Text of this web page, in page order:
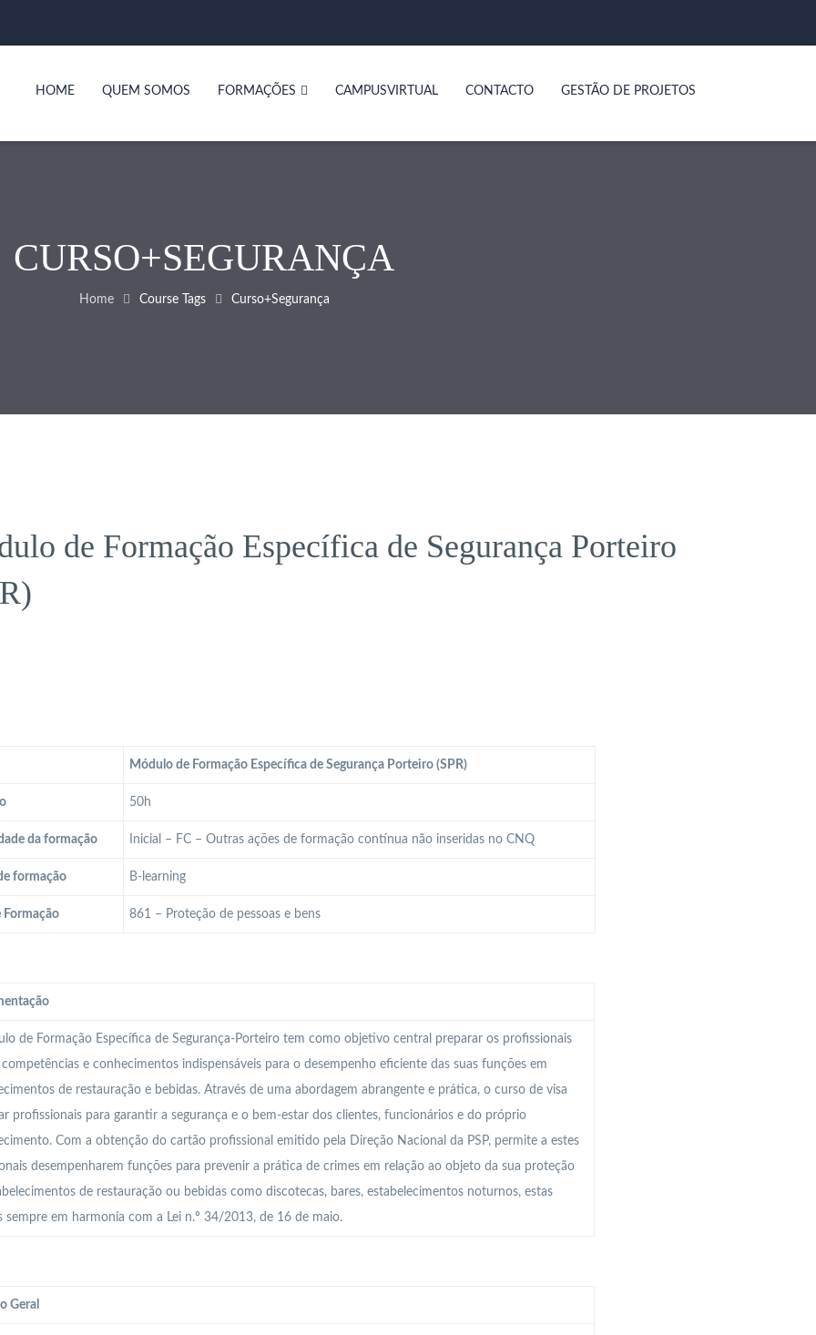
HOME QUEM SOMOS FORMAÇÕES CAMPUSVIRTUAL CONTACTO GESTÃO DE PROJETOS
CURSO+SEGURANÇA
Home Course Tags Curso+segurança
de Formação Específica de Segurança Porteiro
Módulo de Formação Específica de Segurança Porteiro (SPR)
50h
da formação Inicial – FC – Outras ações de formação contínua não inseridas no CNQ
formação B-learning
Formação 861 – Proteção de pessoas e bens
de Formação Específica de Segurança-Porteiro tem como objetivo central preparar os profissionais
e conhecimentos indispensáveis para o desempenho eficiente das suas funções em
de restauração e bebidas. Através de uma abordagem abrangente e prática, o curso de visa
profissionais para garantir a segurança e o bem-estar dos clientes, funcionários e do próprio
Com a obtenção do cartão profissional emitido pela Direção Nacional da PSP, permite a estes
desempenharem funções para prevenir a prática de crimes em relação ao objeto da sua proteção
de restauração ou bebidas como discotecas, bares, estabelecimentos noturnos, estas
sempre em harmonia com a Lei n.º 34/2013, de 16 de maio.
Geral